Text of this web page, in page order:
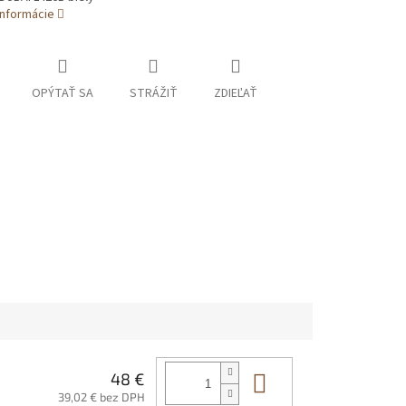
OPÝTAŤ SA STRÁŽIŤ ZDIEĽAŤ
48 €
39,02 € bez DPH